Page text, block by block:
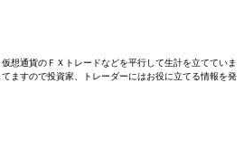
想通貨のＦＸトレードなどを平行して生計を立てていま
ますので投資家、トレーダーにはお役に立てる情報を発